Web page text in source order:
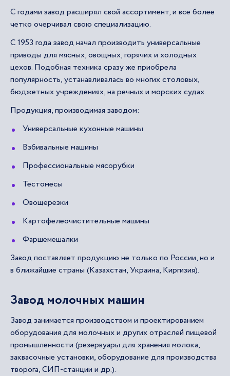
С годами завод расширял свой ассортимент, и все более
четко очерчивал свою специализацию.
С 1953 года завод начал производить универсальные
приводы для мясных, овощных, горячих и холодных
цехов. Подобная техника сразу же приобрела
популярность, устанавливалась во многих столовых,
бюджетных учреждениях, на речных и морских судах.
Продукция, производимая заводом:
Универсальные кухонные машины
Взбивальные машины
Профессиональные мясорубки
Тестомесы
Овощерезки
Картофелеочистительные машины
Фаршемешалки
Завод поставляет продукцию не только по России, но и
в ближайшие страны (Казахстан, Украина, Киргизия).
Завод молочных машин
Завод занимается производством и проектированием
оборудования для молочных и других отраслей пищевой
промышленности (резервуары для хранения молока,
заквасочные установки, оборудование для производства
творога, СИП-станции и др.).